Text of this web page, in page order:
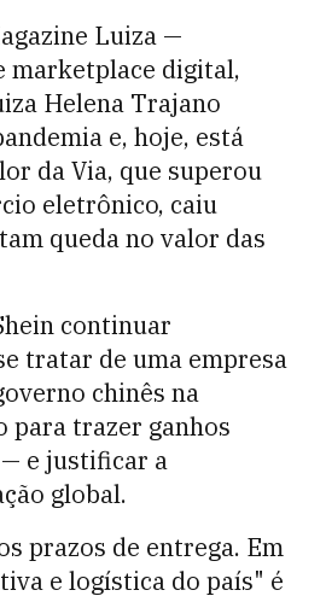
Luiza —
marketplace digital,
Helena Trajano
e, hoje, está
da Via, que superou
eletrônico, caiu
queda no valor das
continuar
tratar de uma empresa
chinês na
para trazer ganhos
e justificar a
global.
prazos de entrega. Em
e logística do país" é